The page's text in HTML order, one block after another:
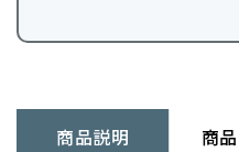
商品説明 商